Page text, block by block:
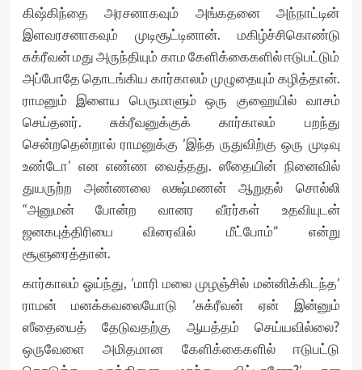
கிஷ்கிந்தை அரசனாகவும் அங்கதனை அந்நாட்டின்
இளவரசனாகவும் முடிசூட்டினான். மகிழ்ச்சிகொண்டு
சுக்ரீவன் மது அருந்தியும் காம கேளிக்கைகளில் ஈடுபட்டும்
அப்போதே தொடங்கிய கார்காலம் முழுதையும் கழித்தான்.
ராமனும் இளைய பெருமாளும் ஒரு குஹையில் வாசம்
செய்தனர். சுக்ரீவனுக்குக் கார்காலம் பறந்து
சென்றதென்றால் ராமனுக்கு ’இந்த ருதுவிற்கு ஒரு முடிவு
உண்டோ’ என எண்ண வைத்தது. ஸீதையின் நினைவில்
துயருற்ற அண்ணலை லக்ஷ்மணன் ஆறுதல் சொல்லி
“அனுமன் போன்ற வானர வீரர்கள் உதவியுடன்
ஜனகபுத்திரியை விரைவில் மீட்போம்” என்று
சூளுரைத்தான்.
கார்காலம் ஓய்ந்து, ’மாரி மலை முழஞ்சில் மன்னிக்கிடந்த’
ராமன் மனக்கவலையோடு ’சுக்ரீவன் ஏன் இன்னும்
ஸீதையைத் தேடுவதற்கு ஆயத்தம் செய்யவில்லை?
ஒருவேளை அமிதமான கேளிக்கைகளில் ஈடுபட்டு